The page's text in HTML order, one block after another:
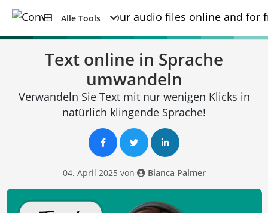
Alle Tools
Text online in Sprache
umwandeln
Verwandeln Sie Text mit nur wenigen Klicks in
natürlich klingende Sprache!
04. April 2025 von Bianca Palmer